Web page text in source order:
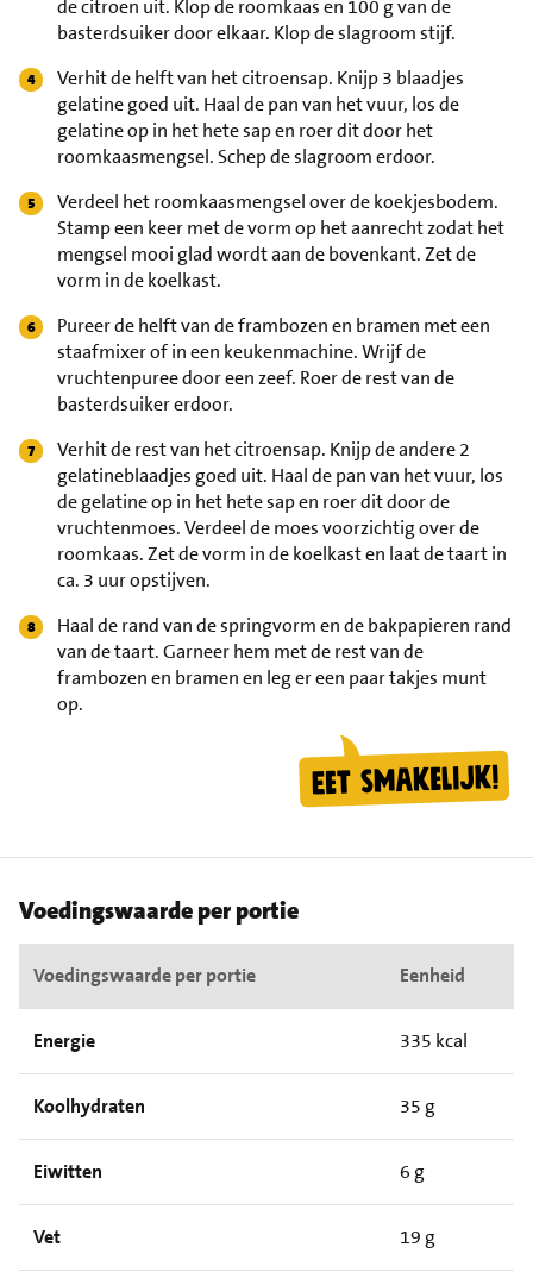
de citroen uit. Klop de roomkaas en 100 g van de
basterdsuiker door elkaar. Klop de slagroom stijf.
Verhit de helft van het citroensap. Knijp 3 blaadjes
gelatine goed uit. Haal de pan van het vuur, los de
gelatine op in het hete sap en roer dit door het
roomkaasmengsel. Schep de slagroom erdoor.
Verdeel het roomkaasmengsel over de koekjesbodem.
Stamp een keer met de vorm op het aanrecht zodat het
mengsel mooi glad wordt aan de bovenkant. Zet de
vorm in de koelkast.
Pureer de helft van de frambozen en bramen met een
staafmixer of in een keukenmachine. Wrijf de
vruchtenpuree door een zeef. Roer de rest van de
basterdsuiker erdoor.
Verhit de rest van het citroensap. Knijp de andere 2
gelatineblaadjes goed uit. Haal de pan van het vuur, los
de gelatine op in het hete sap en roer dit door de
vruchtenmoes. Verdeel de moes voorzichtig over de
roomkaas. Zet de vorm in de koelkast en laat de taart in
ca. 3 uur opstijven.
Haal de rand van de springvorm en de bakpapieren rand
van de taart. Garneer hem met de rest van de
frambozen en bramen en leg er een paar takjes munt
op.
Voedingswaarde per portie
Voedingswaarde per portie Eenheid
Energie 335 kcal
Koolhydraten 35 g
Eiwitten 6 g
Vet 19 g